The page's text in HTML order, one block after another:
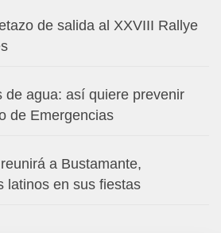
de salida al XXVIII Rallye
de agua: así quiere prevenir
de Emergencias
a Bustamante,
latinos en sus fiestas